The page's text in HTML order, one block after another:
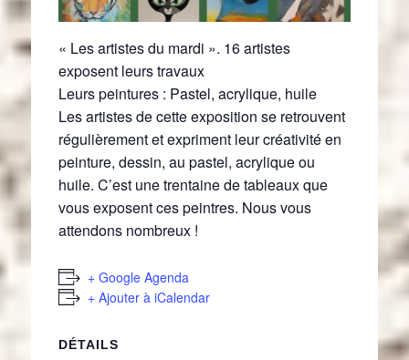
« Les artistes du mardi ». 16 artistes
exposent leurs travaux
Leurs peintures : Pastel, acrylique, huile
Les artistes de cette exposition se retrouvent
régulièrement et expriment leur créativité en
peinture, dessin, au pastel, acrylique ou
huile. C’est une trentaine de tableaux que
vous exposent ces peintres. Nous vous
attendons nombreux !
+ Google Agenda
+ Ajouter à iCalendar
DÉTAILS